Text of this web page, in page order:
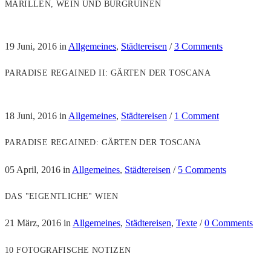
MARILLEN, WEIN UND BURGRUINEN
19 Juni, 2016 in Allgemeines, Städtereisen /3 Comments
PARADISE REGAINED II: GÄRTEN DER TOSCANA
18 Juni, 2016 in Allgemeines, Städtereisen / 1 Comment
PARADISE REGAINED: GÄRTEN DER TOSCANA
05 April, 2016 in Allgemeines, Städtereisen / 5 Comments
DAS "EIGENTLICHE" WIEN
21 März, 2016 in Allgemeines, Städtereisen, Texte /0 Comments
10 FOTOGRAFISCHE NOTIZEN